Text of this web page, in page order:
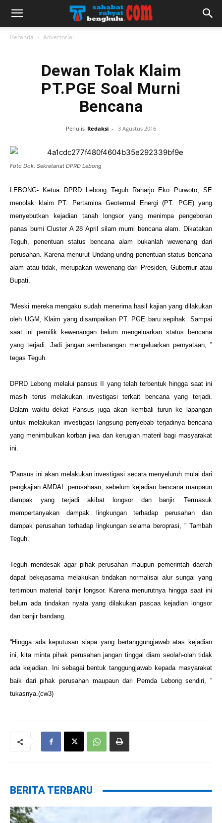
Beranda Advertorial
Dewan Tolak Klaim
PT.PGE Soal Murni
Bencana
Penulis Redaksi - 3 Agustus 2016
Foto Dok. Sekretariat DPRD Lebong
LEBONG- Ketua DPRD Lebong Teguh Raharjo Eko Purwoto, SE
menolak klaim PT. Pertamina Geotermal Energi (PT. PGE) yang
menyebutkan kejadian tanah longsor yang menimpa pengeboran
panas bumi Cluster A 28 April silam murni bencana alam. Dikatakan
Teguh, penentuan status bencana alam bukanlah wewenang dari
perusahan. Karena menurut Undang-undng penentuan status bencana
alam atau tidak, merupakan wewenang dari Presiden, Gubernur atau
Bupati.
“Meski mereka mengaku sudah menerima hasil kajian yang dilakukan
oleh UGM, Klaim yang disampaikan PT. PGE baru sepihak. Sampai
saat ini pemilik kewenangan belum mengeluarkan status bencana
yang terjadi. Jadi jangan sembarangan mengeluarkan pernyataan, ”
tegas Teguh.
DPRD Lebong melalui pansus II yang telah terbentuk hingga saat ini
masih terus melakukan investigasi terkait bencana yang terjadi.
Dalam waktu dekat Pansus juga akan kembali turun ke lapangan
untuk melakukan investigasi langsung penyebab terjadinya bencana
yang menimbulkan korban jiwa dan kerugian materil bagi masyarakat
ini.
“Pansus ini akan melakukan investigasi secara menyeluruh mulai dari
pengkajian AMDAL perusahaan, sebelum kejadian bencana maupaun
dampak yang terjadi akibat longsor dan banjir. Termasuk
mempertanyakan dampak lingkungan terhadap perusahan dan
dampak perusahan terhadap lingkungan selama beroprasi, ” Tambah
Teguh.
Teguh mendesak agar pihak perusahan maupun pemerintah daerah
dapat bekejasama melakukan tindakan normalisai alur sungai yang
tertimbun material banjir longsor. Karena menurutnya hingga saat ini
belum ada tindakan nyata yang dilakukan pascaa kejadian longsor
dan banjir bandang.
“Hingga ada keputusan siapa yang bertanggungjawab atas kejadian
ini, kita minta pihak perusahan jangan tinggal diam seolah-olah tidak
ada kejadian. Ini sebagai bentuk tanggungjawab kepada masyarakat
baik dari pihak perusahan maupaun dari Pemda Lebong sendiri, ”
tukasnya.(cw3)
BERITA TERBARU